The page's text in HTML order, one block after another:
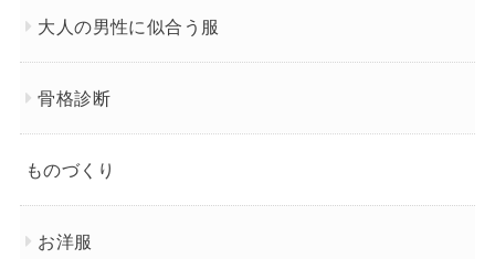
大人の男性に似合う服
骨格診断
ものづくり
お洋服